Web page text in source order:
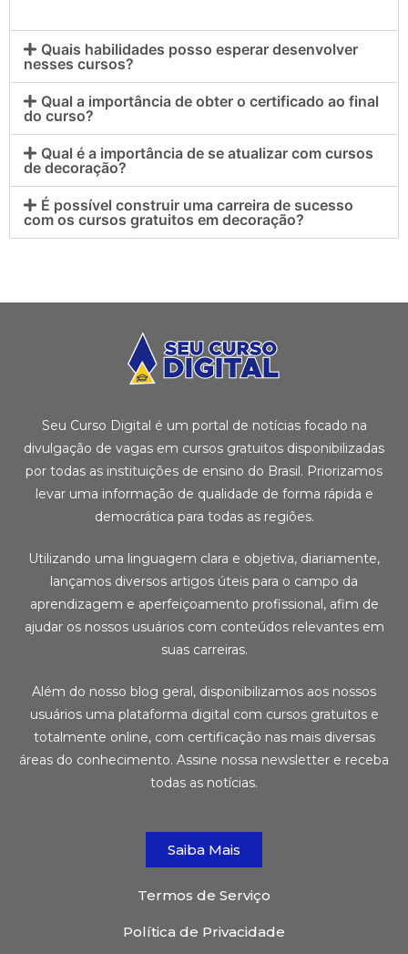
Quais habilidades posso esperar desenvolver
nesses cursos?
Qual a importância de obter o certificado ao final
do curso?
Qual é a importância de se atualizar com cursos
de decoração?
É possível construir uma carreira de sucesso
com os cursos gratuitos em decoração?
Seu Curso Digital é um portal de notícias focado na
divulgação de vagas em cursos gratuitos disponibilizadas
por todas as instituições de ensino do Brasil. Priorizamos
levar uma informação de qualidade de forma rápida e
democrática para todas as regiões.
Utilizando uma linguagem clara e objetiva, diariamente,
lançamos diversos artigos úteis para o campo da
aprendizagem e aperfeiçoamento profissional, afim de
ajudar os nossos usuários com conteúdos relevantes em
suas carreiras.
Além do nosso blog geral, disponibilizamos aos nossos
usuários uma plataforma digital com cursos gratuitos e
totalmente online, com certificação nas mais diversas
áreas do conhecimento. Assine nossa newsletter e receba
todas as notícias.
Saiba Mais
Termos de Serviço
Política de Privacidade